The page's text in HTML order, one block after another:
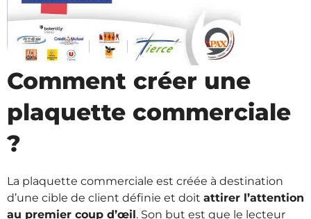
Comment créer une
plaquette commerciale
?
La plaquette commerciale est créée à destination
d’une cible de client définie et doit attirer l’attention
au premier coup d’œil. Son but est que le lecteur